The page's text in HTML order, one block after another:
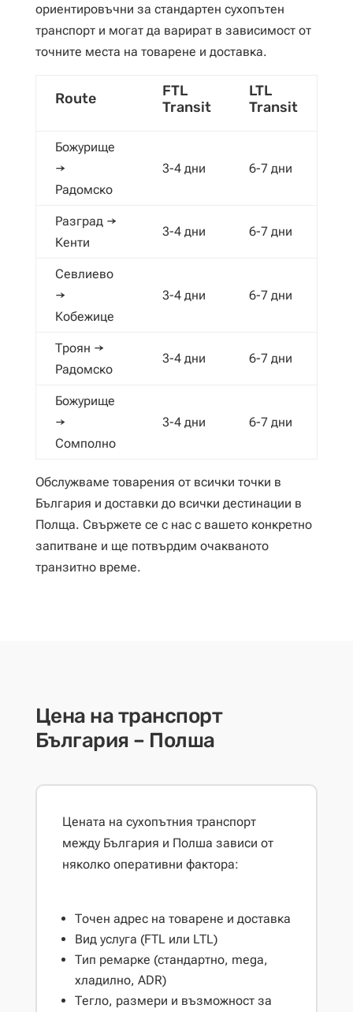
ориентировъчни за стандартен сухопътен
транспорт и могат да варират в зависимост от
точните места на товарене и доставка.
Route
FTL
Transit
LTL
Transit
Божурище
→
Радомско
3-4 дни 6-7 дни
Разград →
Кенти
3-4 дни 6-7 дни
Севлиево
→
Кобежице
3-4 дни 6-7 дни
Троян →
Радомско
3-4 дни 6-7 дни
Божурище
→
Сомполно
3-4 дни 6-7 дни
Обслужваме товарения от всички точки в
България и доставки до всички дестинации в
Полща. Свържете се с нас с вашето конкретно
запитване и ще потвърдим очакваното
транзитно време.
Цена на транспорт
България – Полша
Цената на сухопътния транспорт
между България и Полша зависи от
няколко оперативни фактора:
Точен адрес на товарене и доставка
Вид услуга (FTL или LTL)
Тип ремарке (стандартно, mega,
хладилно, ADR)
Тегло, размери и възможност за